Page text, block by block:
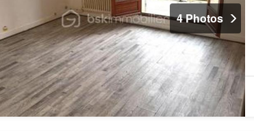
4 Photos